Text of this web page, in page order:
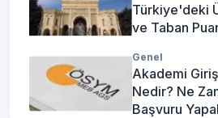
Türkiye'deki
ve Taban
Genel
Akademi Giriş
Nedir? Ne
Başvuru